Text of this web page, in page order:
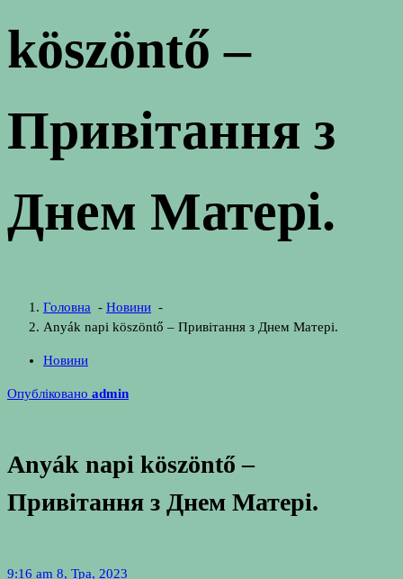
köszöntő –
Привітання з
Днем Матері.
Головна - Новини -
Anyák napi köszöntő – Привітання з Днем Матері.
Новини
Опубліковано admin
Anyák napi köszöntő –
Привітання з Днем Матері.
9:16 am 8, Тра, 2023